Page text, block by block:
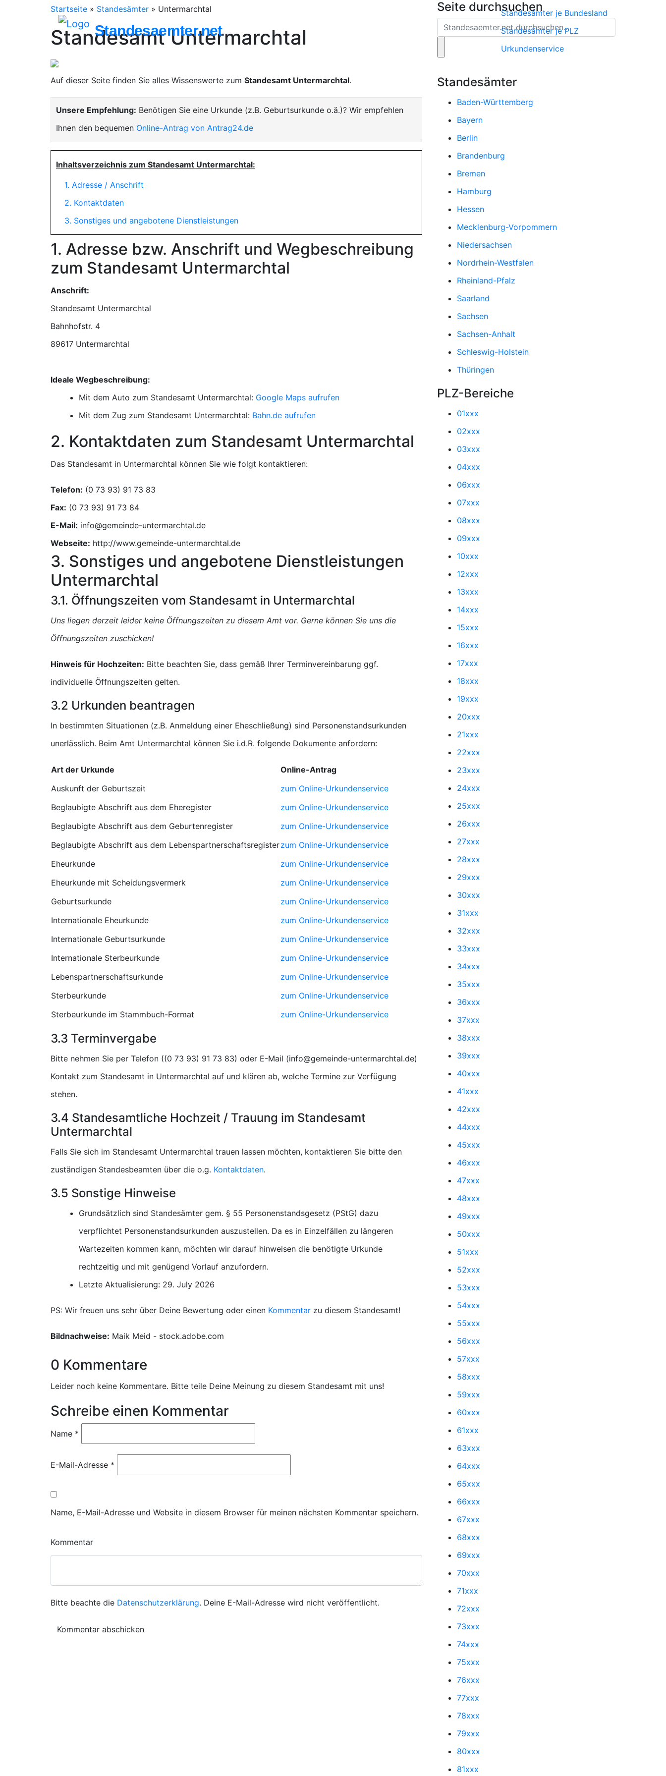
Standesaemter.net
Standesämter je Bundesland
Standesämter je PLZ
Urkundenservice
Startseite » Standesämter » Untermarchtal
Standesamt Untermarchtal
Auf dieser Seite finden Sie alles Wissenswerte zum Standesamt Untermarchtal.
Unsere Empfehlung: Benötigen Sie eine Urkunde (z.B. Geburtsurkunde o.ä.)? Wir empfehlen
Ihnen den bequemen Online-Antrag von Antrag24.de
Inhaltsverzeichnis zum Standesamt Untermarchtal:
1. Adresse / Anschrift
2. Kontaktdaten
3. Sonstiges und angebotene Dienstleistungen
1. Adresse bzw. Anschrift und Wegbeschreibung
zum Standesamt Untermarchtal
Anschrift:
Standesamt Untermarchtal
89617 Untermarchtal
Ideale Wegbeschreibung:
Mit dem Auto zum Standesamt Untermarchtal: Google Maps aufrufen
Mit dem Zug zum Standesamt Untermarchtal: Bahn.de aufrufen
2. Kontaktdaten zum Standesamt Untermarchtal
Das Standesamt in Untermarchtal können Sie wie folgt kontaktieren:
Telefon:
Fax:
E-Mail:
Webseite: http://www.gemeinde-untermarchtal.de
3. Sonstiges und angebotene Dienstleistungen
Untermarchtal
3.1. Öffnungszeiten vom Standesamt in Untermarchtal
Uns liegen derzeit leider keine Öffnungszeiten zu diesem Amt vor. Gerne können Sie uns die
Öffnungszeiten zuschicken!
Hinweis für Hochzeiten: Bitte beachten Sie, dass gemäß Ihrer Terminvereinbarung ggf.
individuelle Öffnungszeiten gelten.
3.2 Urkunden beantragen
In bestimmten Situationen (z.B. Anmeldung einer Eheschließung) sind Personenstandsurkunden
unerlässlich. Beim Amt Untermarchtal können Sie i.d.R. folgende Dokumente anfordern:
Art der Urkunde
Online-Antrag
Auskunft der Geburtszeit
zum Online-Urkundenservice
Beglaubigte Abschrift aus dem Eheregister
zum Online-Urkundenservice
Beglaubigte Abschrift aus dem Geburtenregister
zum Online-Urkundenservice
Beglaubigte Abschrift aus dem Lebenspartnerschaftsregisterzum Online-Urkundenservice
Eheurkunde
zum Online-Urkundenservice
Eheurkunde mit Scheidungsvermerk
zum Online-Urkundenservice
Geburtsurkunde
zum Online-Urkundenservice
Internationale Eheurkunde
zum Online-Urkundenservice
Internationale Geburtsurkunde
zum Online-Urkundenservice
Internationale Sterbeurkunde
zum Online-Urkundenservice
Lebenspartnerschaftsurkunde
zum Online-Urkundenservice
Sterbeurkunde
zum Online-Urkundenservice
Sterbeurkunde im Stammbuch-Format
zum Online-Urkundenservice
3.3 Terminvergabe
Bitte nehmen Sie per Telefon ( ) oder E-Mail (
)
Kontakt zum Standesamt in Untermarchtal auf und klären ab, welche Termine zur Verfügung
stehen.
3.4 Standesamtliche Hochzeit / Trauung im Standesamt
Untermarchtal
Falls Sie sich im Standesamt Untermarchtal trauen lassen möchten, kontaktieren Sie bitte den
zuständigen Standesbeamten über die o.g. Kontaktdaten.
3.5 Sonstige Hinweise
Grundsätzlich sind Standesämter gem. § 55 Personenstandsgesetz (PStG) dazu
verpflichtet Personenstandsurkunden auszustellen. Da es in Einzelfällen zu längeren
Wartezeiten kommen kann, möchten wir darauf hinweisen die benötigte Urkunde
rechtzeitig und mit genügend Vorlauf anzufordern.
Letzte Aktualisierung: 29. July 2026
PS: Wir freuen uns sehr über Deine Bewertung oder einen Kommentar zu diesem Standesamt!
Bildnachweise: Maik Meid - stock.adobe.com
0 Kommentare
Leider noch keine Kommentare. Bitte teile Deine Meinung zu diesem Standesamt mit uns!
Schreibe einen Kommentar
Name *
E-Mail-Adresse *
Name, E-Mail-Adresse und Website in diesem Browser für meinen nächsten Kommentar speichern.
Kommentar
Bitte beachte die Datenschutzerklärung. Deine E-Mail-Adresse wird nicht veröffentlicht.
Seite durchsuchen
Standesämter
Baden-Württemberg
Bayern
Berlin
Brandenburg
Bremen
Hamburg
Hessen
Mecklenburg-Vorpommern
Niedersachsen
Nordrhein-Westfalen
Rheinland-Pfalz
Saarland
Sachsen
Sachsen-Anhalt
Schleswig-Holstein
Thüringen
PLZ-Bereiche
01xxx
02xxx
03xxx
04xxx
06xxx
07xxx
08xxx
09xxx
10xxx
12xxx
13xxx
14xxx
15xxx
16xxx
17xxx
18xxx
19xxx
20xxx
21xxx
22xxx
23xxx
24xxx
25xxx
26xxx
27xxx
28xxx
29xxx
30xxx
31xxx
32xxx
33xxx
34xxx
35xxx
36xxx
37xxx
38xxx
39xxx
40xxx
41xxx
42xxx
44xxx
45xxx
46xxx
47xxx
48xxx
49xxx
50xxx
51xxx
52xxx
53xxx
54xxx
55xxx
56xxx
57xxx
58xxx
59xxx
60xxx
61xxx
63xxx
64xxx
65xxx
66xxx
67xxx
68xxx
69xxx
70xxx
71xxx
72xxx
73xxx
74xxx
75xxx
76xxx
77xxx
78xxx
79xxx
80xxx
81xxx